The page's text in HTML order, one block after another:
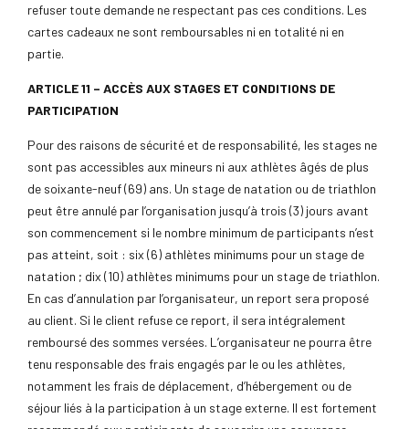
refuser toute demande ne respectant pas ces conditions. Les
cartes cadeaux ne sont remboursables ni en totalité ni en
partie.
ARTICLE 11 – ACCÈS AUX STAGES ET CONDITIONS DE
PARTICIPATION
Pour des raisons de sécurité et de responsabilité, les stages ne
sont pas accessibles aux mineurs ni aux athlètes âgés de plus
de soixante-neuf (69) ans. Un stage de natation ou de triathlon
peut être annulé par l’organisation jusqu’à trois (3) jours avant
son commencement si le nombre minimum de participants n’est
pas atteint, soit : six (6) athlètes minimums pour un stage de
natation ; dix (10) athlètes minimums pour un stage de triathlon.
En cas d’annulation par l’organisateur, un report sera proposé
au client. Si le client refuse ce report, il sera intégralement
remboursé des sommes versées. L’organisateur ne pourra être
tenu responsable des frais engagés par le ou les athlètes,
notamment les frais de déplacement, d’hébergement ou de
séjour liés à la participation à un stage externe. Il est fortement